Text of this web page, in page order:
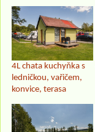
4L chata kuchyňka s
ledničkou, vařičem,
konvice, terasa